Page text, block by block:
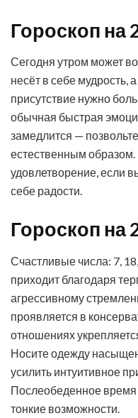
Гороскоп на
Сегодня утром может
несёт в себе мудрость,
присутствие нужно
обычная быстрая
замедлится —
естественным
удовлетворение, если
себе радости.
Гороскоп на
Счастливые числа: 7,
приходит благодаря
агрессивному
проявляется в
отношениях
Носите одежду
усилить интуитивное
Послеобеденное время
тонкие возможности.